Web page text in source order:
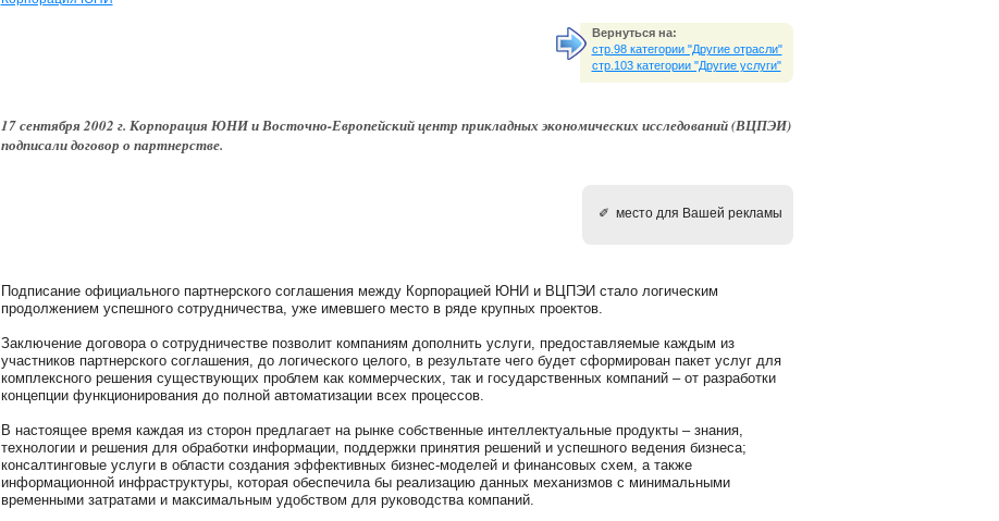
Вернуться на:
стр.98 категории "Другие отрасли"
стр.103 категории "Другие услуги"
17 сентября 2002 г. Корпорация ЮНИ и Восточно-Европейский центр прикладных экономических исследований (ВЦПЭИ)
подписали договор о партнерстве.
✐ место для Вашей рекламы
Подписание официального партнерского соглашения между Корпорацией ЮНИ и ВЦПЭИ стало логическим
продолжением успешного сотрудничества, уже имевшего место в ряде крупных проектов.
Заключение договора о сотрудничестве позволит компаниям дополнить услуги, предоставляемые каждым из
участников партнерского соглашения, до логического целого, в результате чего будет сформирован пакет услуг для
комплексного решения существующих проблем как коммерческих, так и государственных компаний – от разработки
концепции функционирования до полной автоматизации всех процессов.
В настоящее время каждая из сторон предлагает на рынке собственные интеллектуальные продукты – знания,
технологии и решения для обработки информации, поддержки принятия решений и успешного ведения бизнеса;
консалтинговые услуги в области создания эффективных бизнес-моделей и финансовых схем, а также
информационной инфраструктуры, которая обеспечила бы реализацию данных механизмов с минимальными
временными затратами и максимальным удобством для руководства компаний.